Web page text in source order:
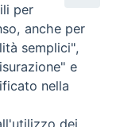
per
anche per
semplici",
e
nella